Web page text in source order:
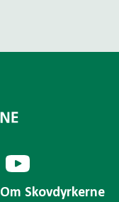
Om Skovdyrkerne